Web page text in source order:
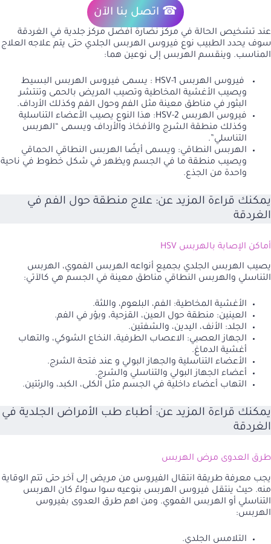
☎ اتصل بنا الآن
عند تشخيص الحالة في مركز نضارة أفضل مركز جلدية في الغردقة
سوف يحدد الطبيب نوع فيروس الهربس الجلدي حتى يتم علاجه العلاج
المناسب. وينقسم الهربس إلى نوعين هما:
فيروس الهربس HSV-1 : يسمى فيروس الهربس البسيط
ويصيب الأغشية المخاطية وتصيب المريض بالحمى وتنتشر
البثور في مناطق معينة مثل الفم وحول الفم وكذلك الأرداف.
فيروس الهربس HSV-2: هذا النوع يصيب الأعضاء التناسلية
وكذلك منطقة الشرج والأفخاذ والأرداف ويسمى “الهربس
التناسلي”.
الهربس النطاقي: ويسمى أيضًا الهربس النطاقي الحماقي
ويصيب منطقة ما في الجسم ويظهر في شكل خطوط في ناحية
واحدة من الجذع.
يمكنك قراءة المزيد عن: علاج منطقة حول الفم في
الغردقة
أماكن الإصابة بالهربس HSV
يصيب الهربس الجلدي بجميع أنواعه الهربس الفموي، الهربس
التناسلي والهربس النطاقي مناطق معينة في الجسم هي كالآتي:
الأغشية المخاطية: الفم، البلعوم، واللثة.
العينين: منطقة حول العين، القزحية، وبؤر في الفم.
الجلد: الأنف، اليدين، والشفتين.
الجهاز العصبي: الاعصاب الطرفية، النخاع الشوكي، والتهاب
أغشية الدماغ.
الأعضاء التناسلية والجهاز البولي و عند فتحة الشرج.
أعضاء الجهاز البولي والتناسلي والشرج.
التهاب أعضاء داخلية في الجسم مثل الكلى، الكبد، والرئتين.
يمكنك قراءة المزيد عن: أطباء طب الأمراض الجلدية في
الغردقة
طرق العدوى مرض الهربس
يجب معرفة طريقة انتقال الفيروس من مريض إلى آخر حتى تتم الوقاية
منه. حيث ينتقل فيروس الهربس بنوعيه سوا سواءً كان الهربس
التناسلي أو الهربس الفموي. ومن اهم طرق العدوى بفيروس
الهربس:
التلامس الجلدي.